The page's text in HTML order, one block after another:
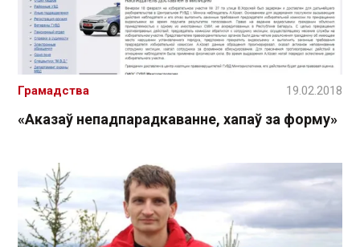
«Аказаў непадпарадкаванне, хапаў за форму»
Грамадства 19.02.2018